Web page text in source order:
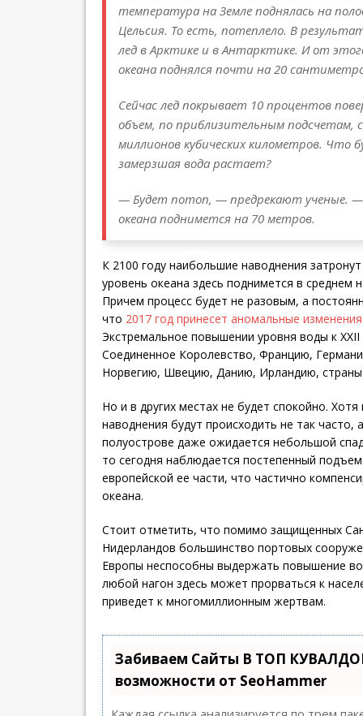
температура на Земле поднялась на
Цельсия. То есть, потеплело. В
лед в Арктике и в Антарктике. И от
океана поднялся почти на 20
Сейчас лед покрывает 10 процентов
объем, по приблизительным подсчетам,
миллионов кубических километров. Что
замерзшая вода растает?
— Будет потоп, — предрекают ученые. —
океана поднимется на 70 метров.
К 2100 году наибольшие наводнения
уровень океана здесь поднимется в среднем
Причем процесс будет не разовым, а
что 2017 год принесет аномальные
Экстремальное повышении уровня воды к
Соединенное Королевство, Францию,
Норвегию, Швецию, Данию, Ирландию, страны
Но и в других местах не будет спокойно.
наводнения будут происходить не так часто,
полуострове даже ожидается небольшой
то сегодня наблюдается постепенный
европейской ее части, что частично
океана.
Стоит отметить, что помимо защищенных
Нидерландов большинство портовых
Европы неспособны выдержать повышение
любой нагон здесь может прорваться к
приведет к многомиллионным жертвам.
Забиваем Сайты В ТОП
возможности от SeoHammer